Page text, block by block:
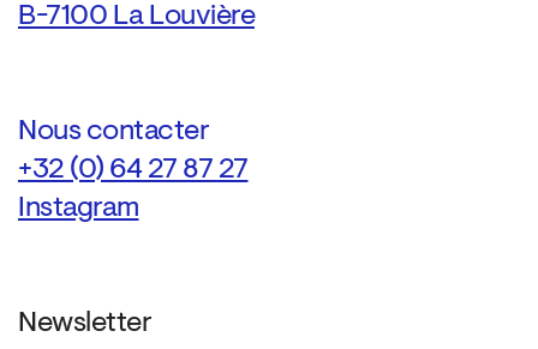
B-7100 La Louvière
Nous contacter
+32 (0) 64 27 87 27
Instagram
Newsletter